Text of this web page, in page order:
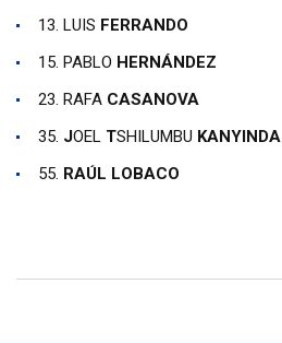
13. LUIS FERRANDO
15. PABLO HERNÁNDEZ
23. RAFA CASANOVA
35. JOEL TSHILUMBU KANYINDA
55. RAÚL LOBACO